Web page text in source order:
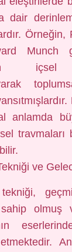
dair
Munch
içsel
anlamda
travmaları
ve
olmuş